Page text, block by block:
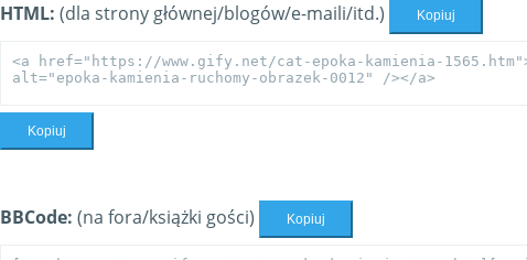
HTML: (dla strony głównej/blogów/e-maili/itd.) Kopiuj
Kopiuj
BBCode: (na fora/książki gości) Kopiuj